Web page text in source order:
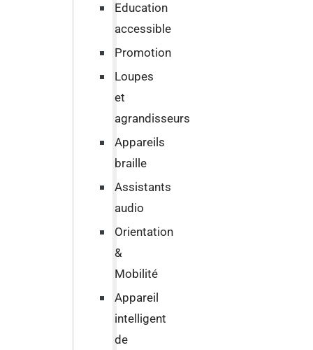
Education
accessible
Promotion
Loupes
et
agrandisseurs
Appareils
braille
Assistants
audio
Orientation
&
Mobilité
Appareil
intelligent
de